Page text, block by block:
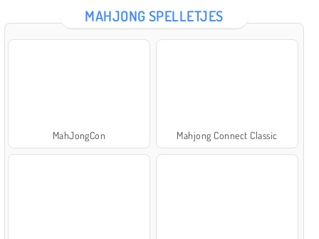
MAHJONG SPELLETJES
MahJongCon Mahjong Connect Classic